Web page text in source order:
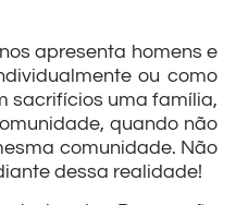
apresenta homens e
ou como
sacrifícios uma família,
quando não
comunidade. Não
dessa realidade!